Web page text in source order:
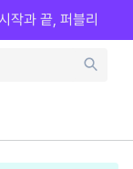
작과 끝, 퍼블리